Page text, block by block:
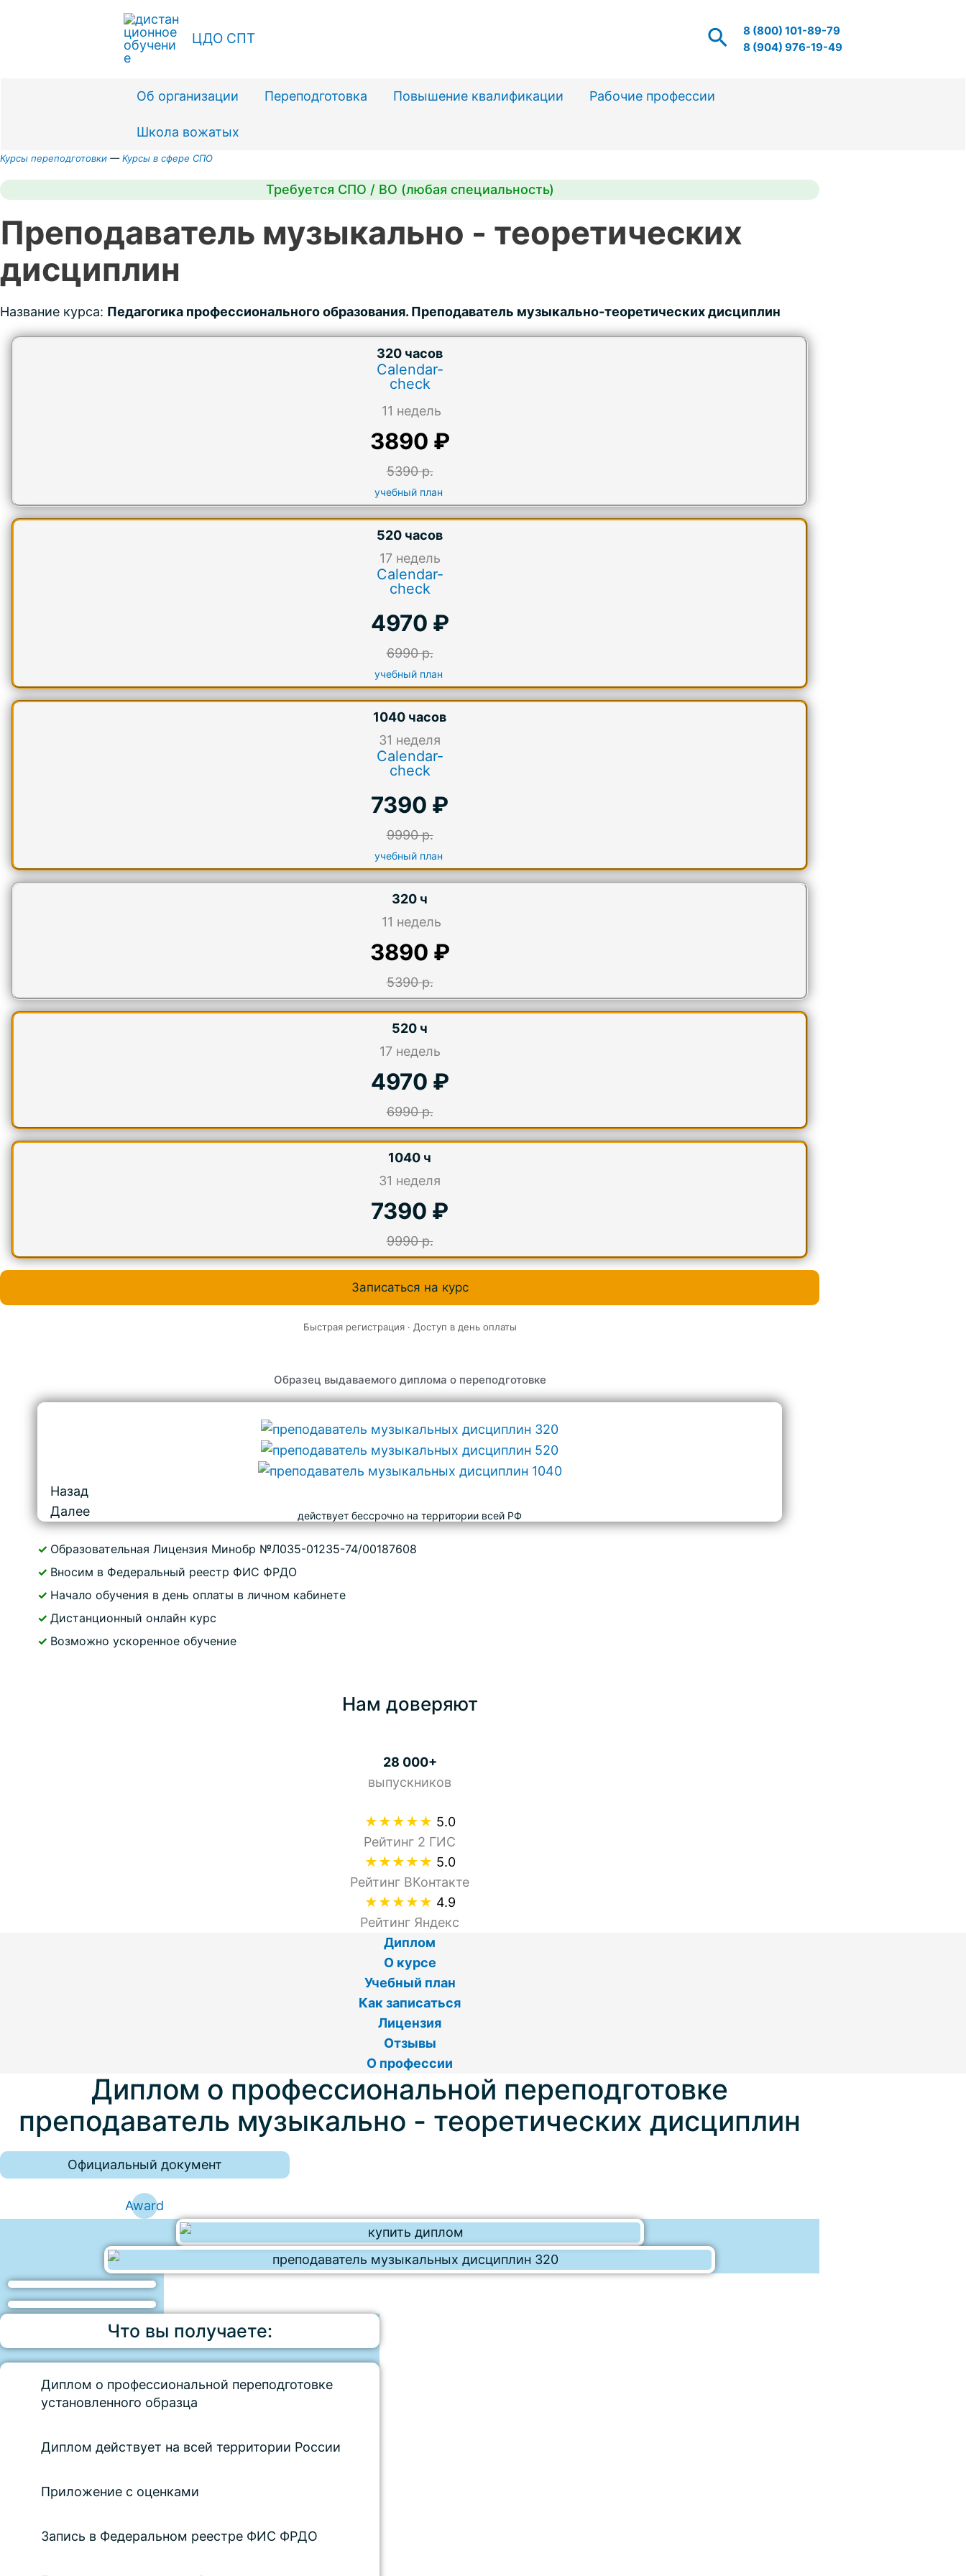
ЦДО СПТ Поиск8 (800) 101-89-79
8 (904) 976-19-49
Об организации Переподготовка Повышение квалификации Рабочие профессии
Школа вожатых
Курсы переподготовки —Курсы в сфере СПО
Требуется СПО / ВО (любая специальность)
Преподаватель музыкально - теоретических
дисциплин
Название курса: Педагогика профессионального образования. Преподаватель музыкально-теоретических дисциплин
320 часов
Calendar-
check
11 недель
3890 ₽
5390 р.
учебный план
520 часов
17недель
Calendar-
check
4970 ₽
6990 р.
учебный план
1040 часов
31 неделя
Calendar-
check
7390 ₽
9990 р.
учебный план
320 ч
11 недель
3890 ₽
5390 р.
520 ч
17недель
4970 ₽
6990 р.
1040 ч
31 неделя
7390 ₽
9990 р.
Записаться на курс
Быстрая регистрация · Доступ в день оплаты
Образец выдаваемого диплома о переподготовке
Назад
Далее
действует бессрочно на территории всей РФ
✓ Образовательная Лицензия Минобр №Л035-01235-74/00187608
✓ Вносим в Федеральный реестр ФИС ФРДО
✓ Начало обучения в день оплаты в личном кабинете
✓ Дистанционный онлайн курс
✓ Возможно ускоренное обучение
Нам доверяют
28 000+
выпускников
★★★★★ 5.0
Рейтинг 2 ГИС
★★★★★ 5.0
Рейтинг ВКонтакте
★★★★★ 4.9
Рейтинг Яндекс
Диплом
О курсе
Учебный план
Как записаться
Лицензия
Отзывы
О профессии
Диплом о профессиональной переподготовке
преподаватель музыкально - теоретических дисциплин
Официальный документ
Award
Что вы получаете:
Диплом о профессиональной переподготовке
установленного образца
Диплом действует на всей территории России
Приложение с оценками
Запись в Федеральном реестре ФИС ФРДО